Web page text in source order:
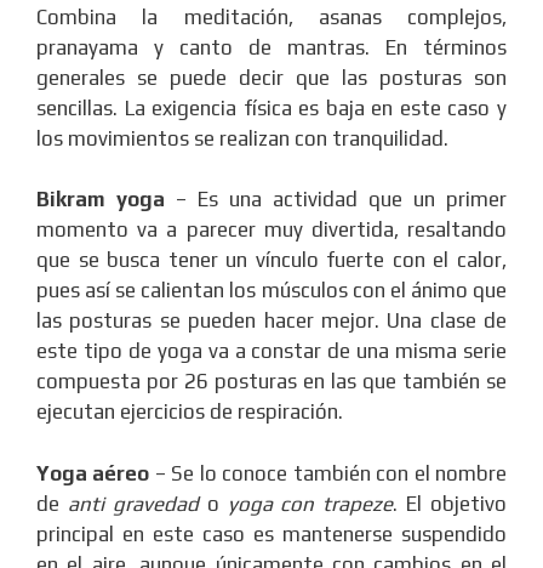
Combina la meditación, asanas complejos,
pranayama y canto de mantras. En términos
generales se puede decir que las posturas son
sencillas. La exigencia física es baja en este caso y
los movimientos se realizan con tranquilidad.
Bikram yoga – Es una actividad que un primer
momento va a parecer muy divertida, resaltando
que se busca tener un vínculo fuerte con el calor,
pues así se calientan los músculos con el ánimo que
las posturas se pueden hacer mejor. Una clase de
este tipo de yoga va a constar de una misma serie
compuesta por 26 posturas en las que también se
ejecutan ejercicios de respiración.
Yoga aéreo – Se lo conoce también con el nombre
de anti gravedado yoga con trapeze. El objetivo
principal en este caso es mantenerse suspendido